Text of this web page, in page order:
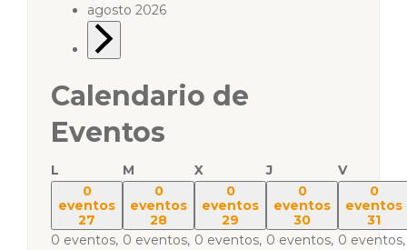
agosto 2026
Calendario de
Eventos
L M X J
V
0
eventos
27
0 eventos,
0
eventos
28
0 eventos,
0
eventos
29
0 eventos,
0
eventos
30
0 eventos,
0
eventos
31
0 eventos,